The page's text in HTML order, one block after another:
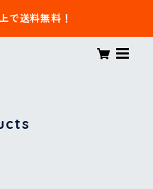
で送料無料！